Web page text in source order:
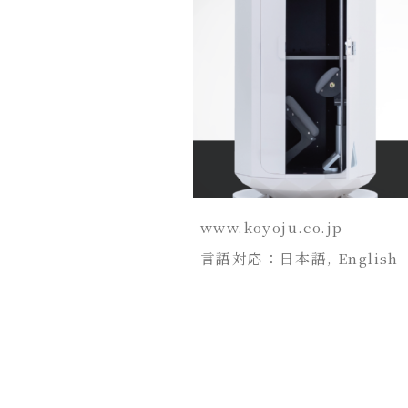
www.koyoju.co.jp
言語対応：日本語, English